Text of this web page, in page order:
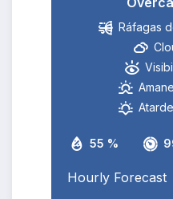
55 %
Ráfagas
Hourly Forecast